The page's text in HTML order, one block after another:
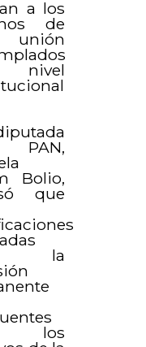
a los
de
Bolio,
que
la
los